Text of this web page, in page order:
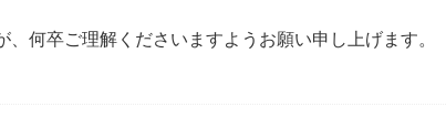
何卒ご理解くださいますようお願い申し上げます。